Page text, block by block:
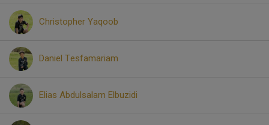
Christopher Yaqoob
Daniel Tesfamariam
Elias Abdulsalam Elbuzidi